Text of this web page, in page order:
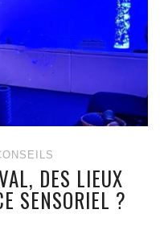
DES LIEUX
SENSORIEL ?